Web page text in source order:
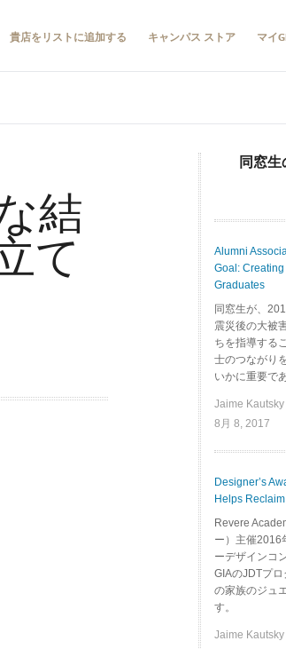
貴店をリストに追加する キャンパス ストア マイ
結
て
同窓
Alumni
Goal:
Graduates
同窓生が、
震災後の大被
ちを指導する
士のつながり
いかに重要で
Jaime Kautsky
8月 8, 2017
Designer’s
Helps
Revere
ー）主催2016
ーデザインコ
GIAのJDTプ
の家族のジュ
す。
Jaime Kautsky